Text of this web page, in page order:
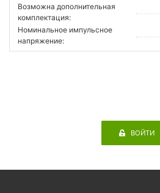
Возможна дополнительная
комплектация:
Номинальное импульсное
напряжение:
ВОЙТИ